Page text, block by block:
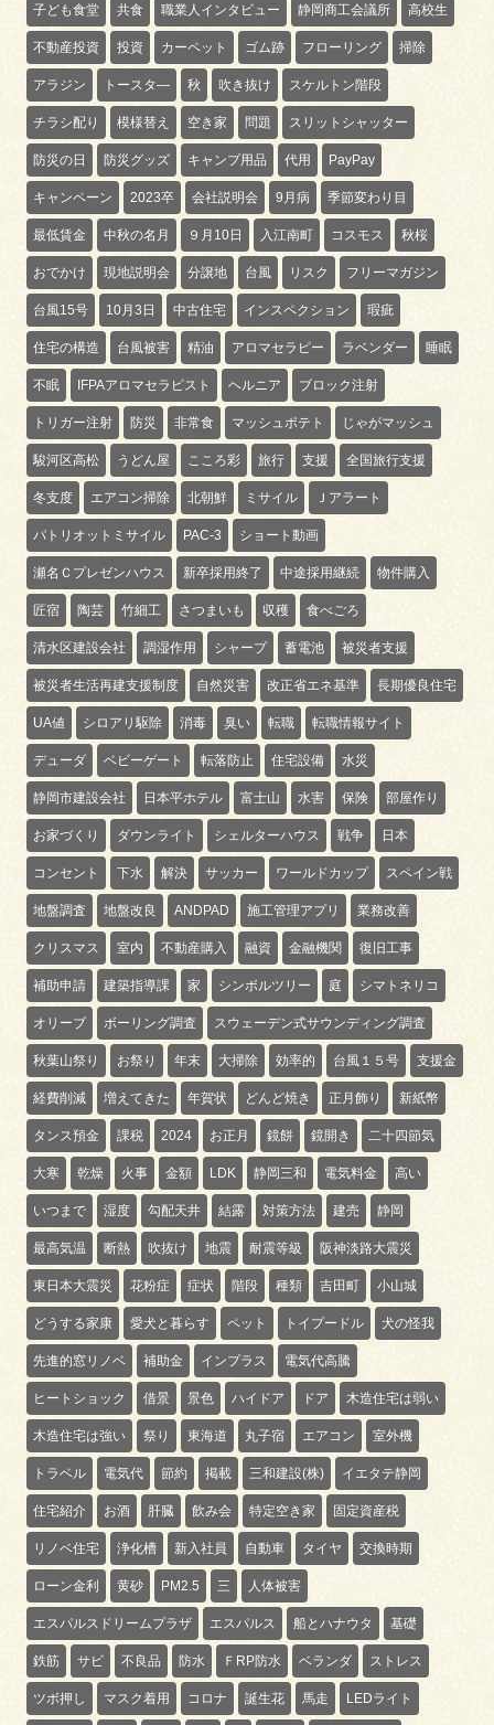
子ども食堂 共食 職業人インタビュー 静岡商工会議所 高校生
不動産投資 投資 カーペット ゴム跡 フローリング 掃除
アラジン トースタ― 秋 吹き抜け スケルトン階段
チラシ配り 模様替え 空き家 問題 スリットシャッター
防災の日 防災グッズ キャンプ用品 代用 PayPay
キャンペーン 2023卒 会社説明会 9月病 季節変わり目
最低賃金 中秋の名月 ９月10日 入江南町 コスモス 秋桜
おでかけ 現地説明会 分譲地 台風 リスク フリーマガジン
台風15号 10月3日 中古住宅 インスペクション 瑕疵
住宅の構造 台風被害 精油 アロマセラピー ラベンダー 睡眠
不眠 IFPAアロマセラピスト ヘルニア ブロック注射
トリガー注射 防災 非常食 マッシュポテト じゃがマッシュ
駿河区高松 うどん屋 こころ彩 旅行 支援 全国旅行支援
冬支度 エアコン掃除 北朝鮮 ミサイル Ｊアラート
パトリオットミサイル PAC-3 ショート動画
瀬名Ｃプレゼンハウス 新卒採用終了 中途採用継続 物件購入
匠宿 陶芸 竹細工 さつまいも 収穫 食べごろ
清水区建設会社 調湿作用 シャープ 蓄電池 被災者支援
被災者生活再建支援制度 自然災害 改正省エネ基準 長期優良住宅
UA値 シロアリ駆除 消毒 臭い 転職 転職情報サイト
デューダ ベビーゲート 転落防止 住宅設備 水災
静岡市建設会社 日本平ホテル 富士山 水害 保険 部屋作り
お家づくり ダウンライト シェルターハウス 戦争 日本
コンセント 下水 解決 サッカー ワールドカップ スペイン戦
地盤調査 地盤改良 ANDPAD 施工管理アプリ 業務改善
クリスマス 室内 不動産購入 融資 金融機関 復旧工事
補助申請 建築指導課 家 シンボルツリー 庭 シマトネリコ
オリーブ ボーリング調査 スウェーデン式サウンディング調査
秋葉山祭り お祭り 年末 大掃除 効率的 台風１５号 支援金
経費削減 増えてきた 年賀状 どんど焼き 正月飾り 新紙幣
タンス預金 課税 2024 お正月 鏡餅 鏡開き 二十四節気
大寒 乾燥 火事 金額 LDK 静岡三和 電気料金 高い
いつまで 湿度 勾配天井 結露 対策方法 建売 静岡
最高気温 断熱 吹抜け 地震 耐震等級 阪神淡路大震災
東日本大震災 花粉症 症状 階段 種類 吉田町 小山城
どうする家康 愛犬と暮らす ペット トイプードル 犬の怪我
先進的窓リノベ 補助金 インプラス 電気代高騰
ヒートショック 借景 景色 ハイドア ドア 木造住宅は弱い
木造住宅は強い 祭り 東海道 丸子宿 エアコン 室外機
トラベル 電気代 節約 掲載 三和建設(株) イエタテ静岡
住宅紹介 お酒 肝臓 飲み会 特定空き家 固定資産税
リノベ住宅 浄化槽 新入社員 自動車 タイヤ 交換時期
ローン金利 黄砂 PM2.5 三 人体被害
エスパルスドリームプラザ エスパルス 船とハナウタ 基礎
鉄筋 サビ 不良品 防水 ＦRP防水 ベランダ ストレス
ツボ押し マスク着用 コロナ 誕生花 馬走 LEDライト